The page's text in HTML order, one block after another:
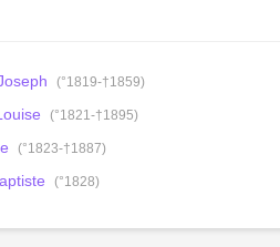
(°1819-†1859)
(°1821-†1895)
(°1823-†1887)
(°1828)